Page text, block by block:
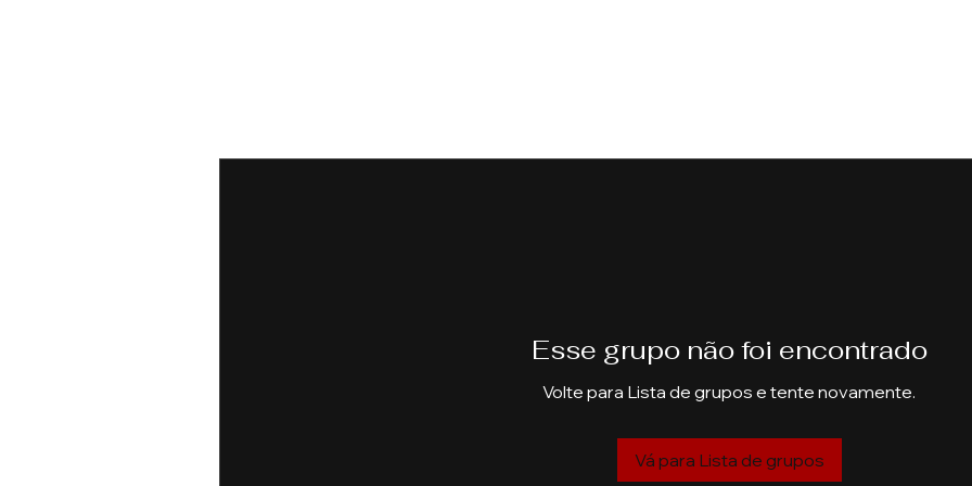
Esse grupo não foi encontrado
Volte para Lista de grupos e tente novamente.
Vá para Lista de grupos